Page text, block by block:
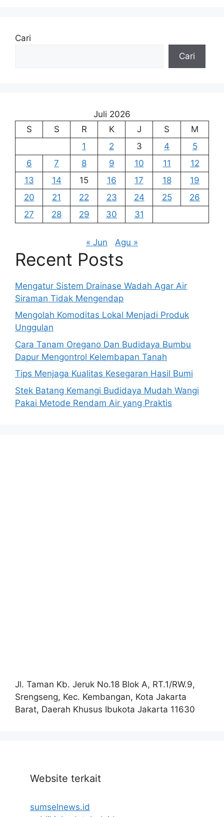
Cari
Cari
Juli 2026
S
S R K J S
M
1
2 3 4
5
6
7 8 9 10 11
12
13
14 15 16 17 18
19
20
21 22 23 24 25
26
27
28 29 30 31
« Jun Agu »
Recent Posts
Mengatur Sistem Drainase Wadah Agar Air
Siraman Tidak Mengendap
Mengolah Komoditas Lokal Menjadi Produk
Unggulan
Cara Tanam Oregano Dan Budidaya Bumbu
Dapur Mengontrol Kelembapan Tanah
Tips Menjaga Kualitas Kesegaran Hasil Bumi
Stek Batang Kemangi Budidaya Mudah Wangi
Pakai Metode Rendam Air yang Praktis
Jl. Taman Kb. Jeruk No.18 Blok A, RT.1/RW.9,
Srengseng, Kec. Kembangan, Kota Jakarta
Barat, Daerah Khusus Ibukota Jakarta 11630
Website terkait
sumselnews.id